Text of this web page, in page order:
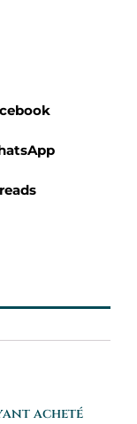
acheté